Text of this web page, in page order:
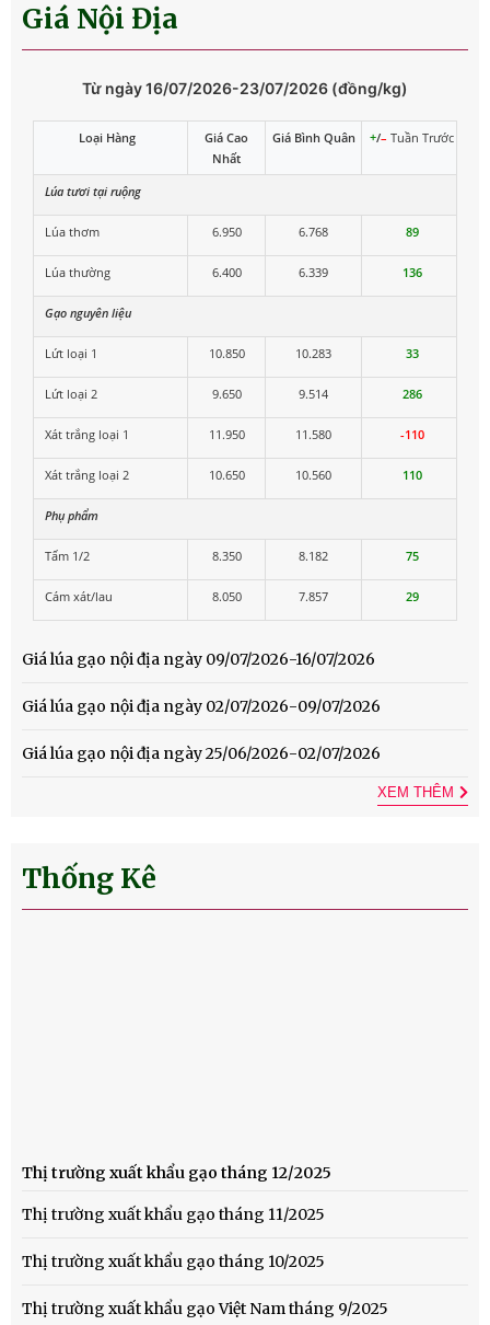
Giá Nội Địa
Từ ngày 16/07/2026-23/07/2026 (đồng/kg)
Loại Hàng
Giá Cao
Nhất
Giá Bình Quân +/– Tuần Trước
Lúa tươi tại ruộng
Lúa thơm 6.950 6.768 89
Lúa thường 6.400 6.339 136
Gạo nguyên liệu
Lứt loại 1 10.850 10.283 33
Lứt loại 2 9.650 9.514 286
Xát trắng loại 1 11.950 11.580 -110
Xát trắng loại 2 10.650 10.560 110
Phụ phẩm
Tấm 1/2 8.350 8.182 75
Cám xát/lau 8.050 7.857 29
Giá lúa gạo nội địa ngày 09/07/2026-16/07/2026
Giá lúa gạo nội địa ngày 02/07/2026-09/07/2026
Giá lúa gạo nội địa ngày 25/06/2026-02/07/2026
XEM THÊM
Thống Kê
Thị trường xuất khẩu gạo tháng 12/2025
Thị trường xuất khẩu gạo tháng 11/2025
Thị trường xuất khẩu gạo tháng 10/2025
Thị trường xuất khẩu gạo Việt Nam tháng 9/2025